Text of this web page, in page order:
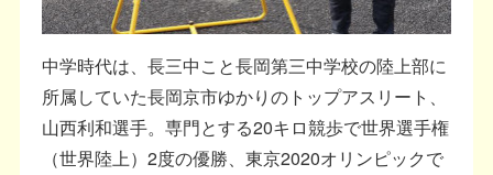
中学時代は、長三中こと長岡第三中学校の陸上部に
所属していた長岡京市ゆかりのトップアスリート、
山西利和選手。専門とする20キロ競歩で世界選手権
（世界陸上）2度の優勝、東京2020オリンピックで